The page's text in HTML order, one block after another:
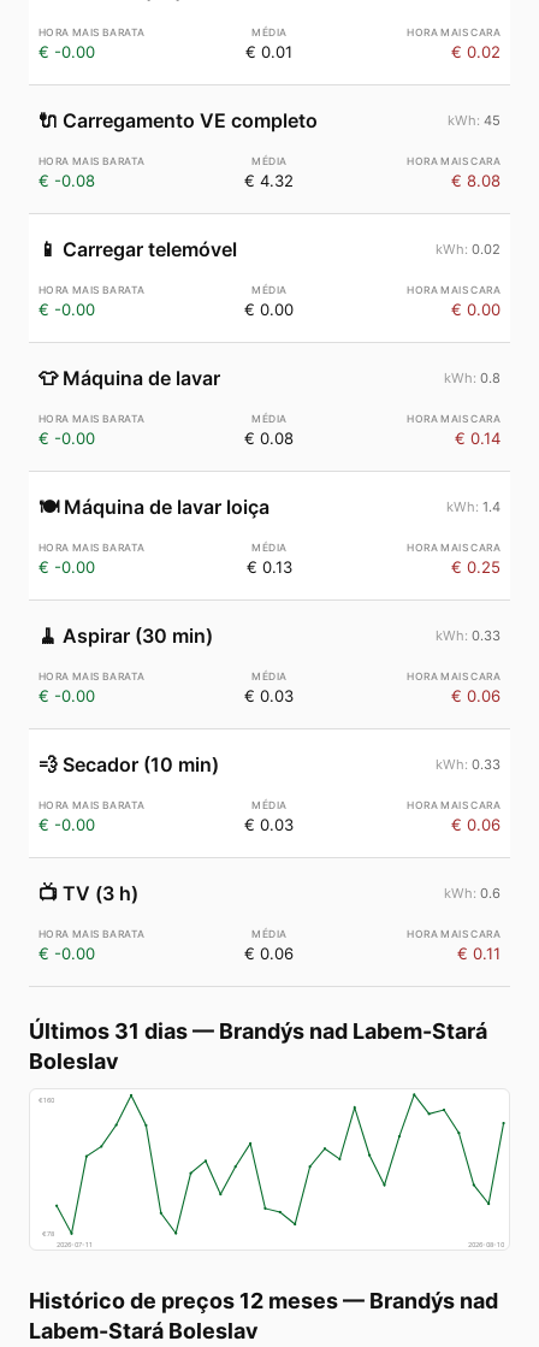
€ -0.00 € 0.01 € 0.02
🔌 Carregamento VE completo 45
€ -0.08 € 4.32 € 8.08
📱 Carregar telemóvel 0.02
€ -0.00 € 0.00 € 0.00
👕 Máquina de lavar 0.8
€ -0.00 € 0.08 € 0.14
🍽️ Máquina de lavar loiça 1.4
€ -0.00 € 0.13 € 0.25
🧹 Aspirar (30 min) 0.33
€ -0.00 € 0.03 € 0.06
💨 Secador (10 min) 0.33
€ -0.00 € 0.03 € 0.06
📺 TV (3 h) 0.6
€ -0.00 € 0.06 € 0.11
Últimos 31 dias— Brandýs nad Labem-Stará
Boleslav
€160
€78
2026-07-11
2026-08-10
Histórico de preços 12 meses— Brandýs nad
Labem-Stará Boleslav